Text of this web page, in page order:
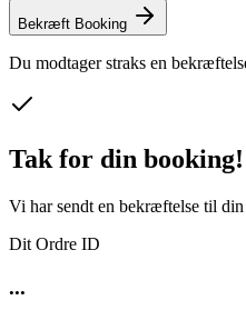
Bekræft Booking
Du modtager straks en
Tak for din booking!
Vi har sendt en bekræftelse til din
Dit Ordre ID
...